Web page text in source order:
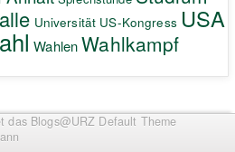
Universität US-Kongress USA
Wahlen Wahlkampf
das Blogs@URZ Default Theme